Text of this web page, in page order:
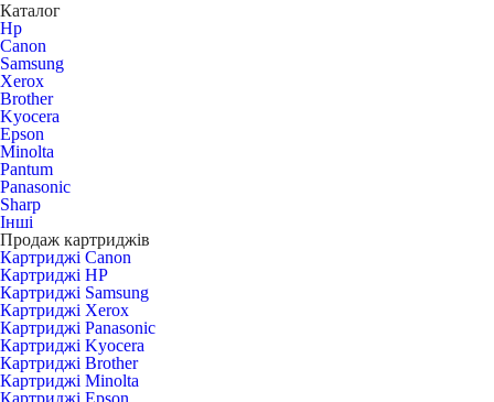
Каталог
Hp
Canon
Samsung
Xerox
Brother
Kyocera
Epson
Minolta
Pantum
Panasonic
Sharp
Інші
Продаж картриджів
Картриджі Canon
Картриджі HP
Картриджі Samsung
Картриджі Xerox
Картриджі Panasonic
Картриджі Kyocera
Картриджі Brother
Картриджі Minolta
Картриджі Epson